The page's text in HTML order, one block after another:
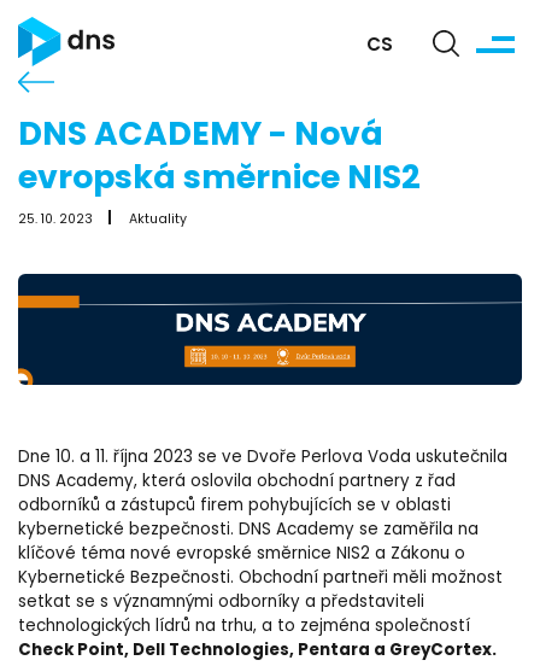
CS
DNS ACADEMY - Nová
evropská směrnice NIS2
25. 10. 2023 Aktuality
Dne 10. a 11. října 2023 se ve Dvoře Perlova Voda uskutečnila
DNS Academy, která oslovila obchodní partnery z řad
odborníků a zástupců firem pohybujících se v oblasti
kybernetické bezpečnosti. DNS Academy se zaměřila na
klíčové téma nové evropské směrnice NIS2 a Zákonu o
Kybernetické Bezpečnosti. Obchodní partneři měli možnost
setkat se s významnými odborníky a představiteli
technologických lídrů na trhu, a to zejména společností
Check Point, Dell Technologies, Pentara a GreyCortex.